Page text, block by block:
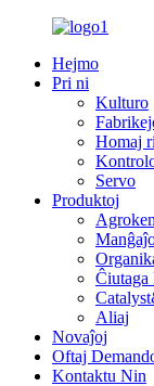
Hejmo
Pri ni
Kulturo
Homaj
Servo
Produktoj
Ĉiutaga
Aliaj
Novaĵoj
Oftaj
Kontaktu Nin